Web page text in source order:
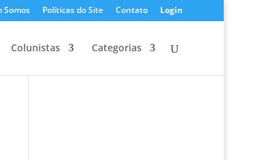
Somos Políticas do Site Contato Login
Colunistas Categorias